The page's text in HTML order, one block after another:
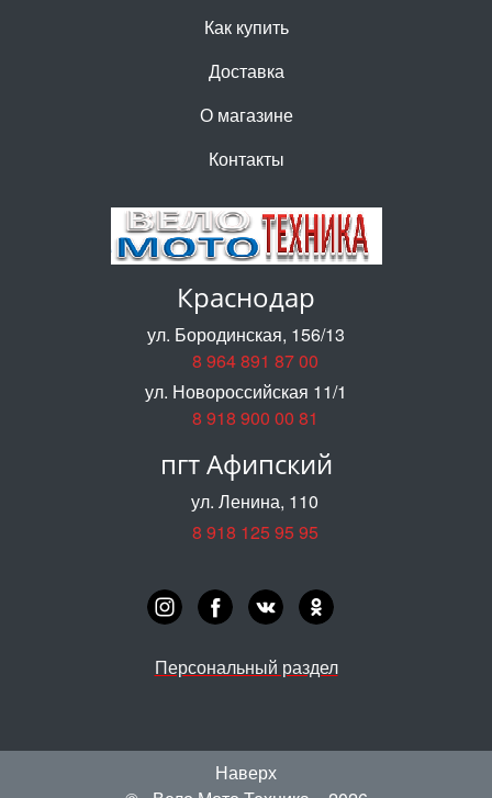
Как купить
Доставка
О магазине
Контакты
Краснодар
ул. Бородинская, 156/13
8 964 891 87 00
ул. Новороссийская 11/1
8 918 900 00 81
пгт Афипский
ул. Ленина, 110
8 918 125 95 95
Персональный раздел
Наверх